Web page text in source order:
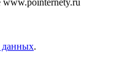
данных.